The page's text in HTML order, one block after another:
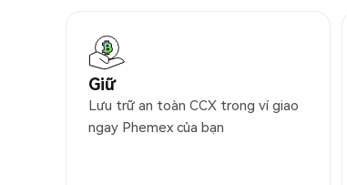
Giữ
Lưu trữ an toàn CCX trong ví giao
ngay Phemex của bạn